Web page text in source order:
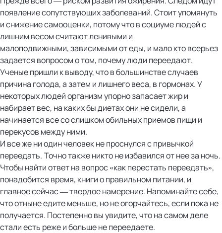
появление сопутствующих заболеваний. Стоит упомянуть
и снижение самооценки, потому что в социуме людей с
лишним весом считают ленивыми и
малоподвижными, зависимыми от еды, и мало кто всерьез
задается вопросом о том, почему люди переедают.
Ученые пришли к выводу, что в большинстве случаев
причина голода, а затем и лишнего веса, в гормонах. У
некоторых людей организм упорно запасает жир и
набирает вес, на каких бы диетах они не сидели, а
начинается все со слишком обильных приемов пищи и
перекусов между ними.
И все же ни один человек не проснулся с привычкой
переедать. Точно также никто не избавился от нее за ночь.
Чтобы найти ответ на вопрос «как перестать переедать»,
понадобится время, книги о правильном питании, и
главное сейчас — твердое намерение. Напоминайте себе,
что отныне едите меньше, но не огорчайтесь, если пока не
получается. Постепенно вы увидите, что на самом деле
стали есть реже и больше не переедаете.